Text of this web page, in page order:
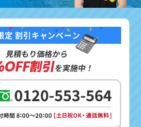
定 割引キャンペーン
見積もり価格から
割引を実施中！